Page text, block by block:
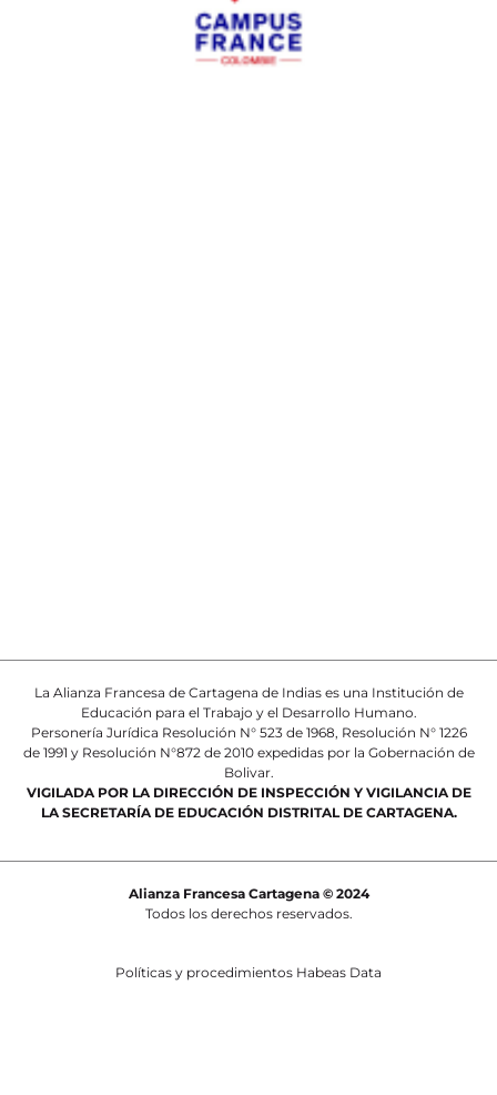
La Alianza Francesa de Cartagena de Indias es una Institución de
Educación para el Trabajo y el Desarrollo Humano.
Personería Jurídica Resolución N° 523 de 1968, Resolución N° 1226
de 1991 y Resolución N°872 de 2010 expedidas por la Gobernación de
Bolivar.
VIGILADA POR LA DIRECCIÓN DE INSPECCIÓN Y VIGILANCIA DE
LA SECRETARÍA DE EDUCACIÓN DISTRITAL DE CARTAGENA.
Alianza Francesa Cartagena © 2024
Todos los derechos reservados.
Políticas y procedimientos Habeas Data